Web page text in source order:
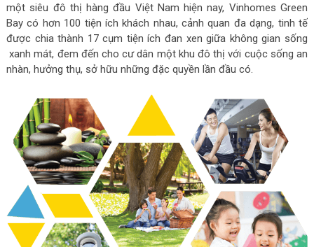
một siêu đô thị hàng đầu Việt Nam hiện nay, Vinhomes Green
Bay có hơn 100 tiện ích khách nhau, cảnh quan đa dạng, tinh tế
được chia thành 17 cụm tiện ích đan xen giữa không gian sống
xanh mát, đem đến cho cư dân một khu đô thị với cuộc sống an
nhàn, hưởng thụ, sở hữu những đặc quyền lần đầu có.